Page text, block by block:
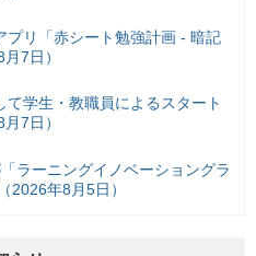
プリ「赤シート勉強計画 - 暗記
7日）
学生・教職員によるスタート
7日）
ラーニングイノベーショングラ
2026年8月5日）